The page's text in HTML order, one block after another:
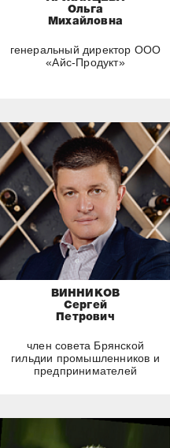
Ольга
Михайловна
генеральный директор ООО
«Айс-Продукт»
ВИННИКОВ
Сергей
Петрович
член совета Брянской
гильдии промышленников и
предпринимателей